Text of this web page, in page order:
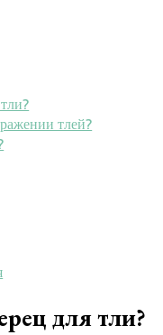
тлей?
для тли?